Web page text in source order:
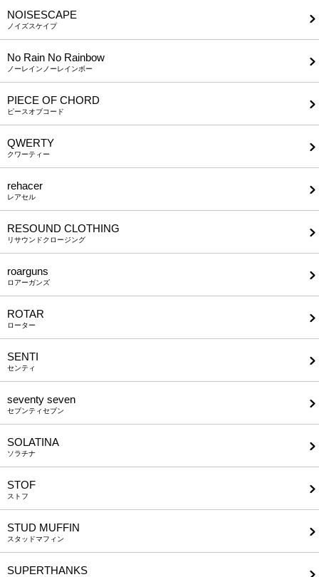
NOISESCAPE
ノイズスケイプ
No Rain No Rainbow
ノーレインノーレインボー
PIECE OF CHORD
ピースオブコード
QWERTY
クワーティー
rehacer
レアセル
RESOUND CLOTHING
リサウンドクロージング
roarguns
ロアーガンズ
ROTAR
ローター
SENTI
センティ
seventy seven
セブンティセブン
SOLATINA
ソラチナ
STOF
ストフ
STUD MUFFIN
スタッドマフィン
SUPERTHANKS